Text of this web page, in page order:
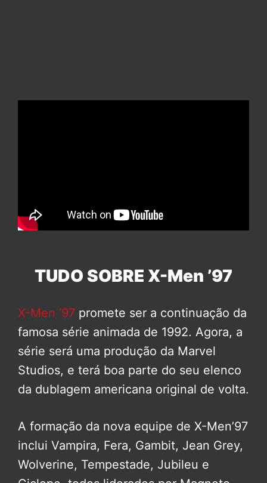
TUDO SOBRE X-Men ’97
X-Men ’97 promete ser a continuação da
famosa série animada de 1992. Agora, a
série será uma produção da Marvel
Studios, e terá boa parte do seu elenco
da dublagem americana original de volta.
A formação da nova equipe de X-Men’97
inclui Vampira, Fera, Gambit, Jean Grey,
Wolverine, Tempestade, Jubileu e